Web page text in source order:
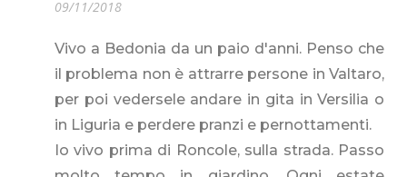
09/11/2018
Vivo a Bedonia da un paio d'anni. Penso che
il problema non è attrarre persone in Valtaro,
per poi vedersele andare in gita in Versilia o
in Liguria e perdere pranzi e pernottamenti.
Io vivo prima di Roncole, sulla strada. Passo